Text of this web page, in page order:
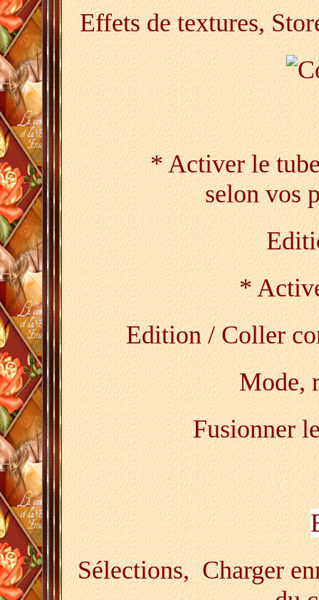
Effets de textures,
* Activer le
selon vos
*
Edition / Coller
Mode,
Fusionner
Sélections, Charger